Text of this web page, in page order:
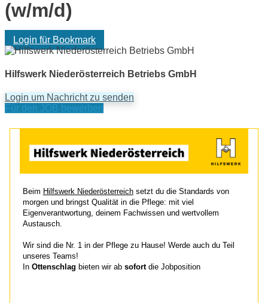
(w/m/d)
Login für Bookmark
Hilfswerk Niederösterreich Betriebs GmbH
Login um Nachricht zu senden
Für den JOB bewerben